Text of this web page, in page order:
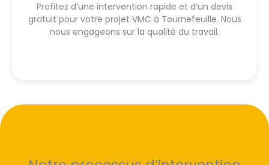
Profitez d’une intervention rapide et d’un devis
gratuit pour votre projet VMC à Tournefeuille. Nous
nous engageons sur la qualité du travail.